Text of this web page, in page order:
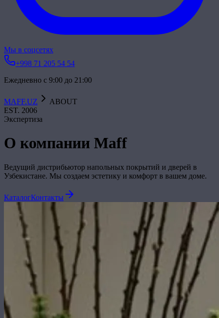
Мы в соцсетях
+998 71 205 54 54
Ежедневно с 9:00 до 21:00
MAFF.UZ
ABOUT
EST. 2006
Экспертиза
О компании Maff
Ведущий дистрибьютор напольных покрытий и дверей в
Узбекистане. Мы создаем эстетику и комфорт в вашем доме.
КаталогКонтакты